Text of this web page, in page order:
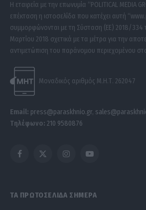
Η εταιρεία με την επωνυμία “POLITICAL MEDIA
επέκταση η ιστοσελίδα που κατέχει αυτή
συμμορφώνονται με τη Σύσταση (ΕΕ) 2018/334
Μαρτίου 2018 σχετικά με τα μέτρα για την
αντιμετώπιση του παράνομου περιεχομένου
Μοναδικός αριθμός Μ.Η.Τ. 262047
Email: press@paraskhnio.gr,
Τηλέφωνο: 210 9580876
Facebook
X
InstagramYouTube
ΤΑ ΠΡΩΤΟΣΕΛΙΔΑ ΣΗΜΕΡΑ